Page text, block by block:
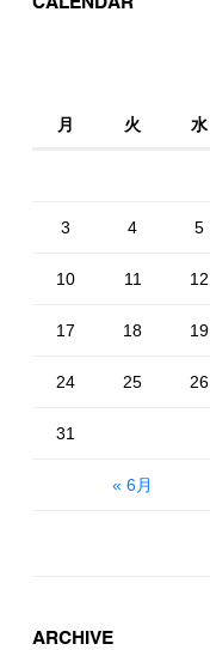
月 火 水
« 6月
3 4 5
10 11 12
17 18 19
24 25 26
31
ARCHIVE